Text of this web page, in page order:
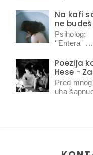
Na kafi
ne
Psiholog:
''Entera'' ...
Poezija
Hese -
Pred
uha